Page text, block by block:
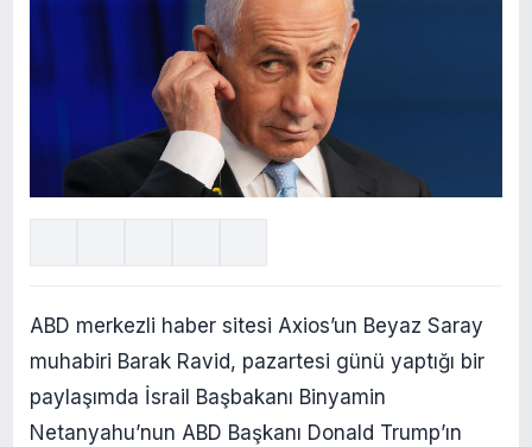
ABD merkezli haber sitesi Axios’un Beyaz Saray
muhabiri Barak Ravid, pazartesi günü yaptığı bir
paylaşımda İsrail Başbakanı Binyamin
Netanyahu’nun ABD Başkanı Donald Trump’ın